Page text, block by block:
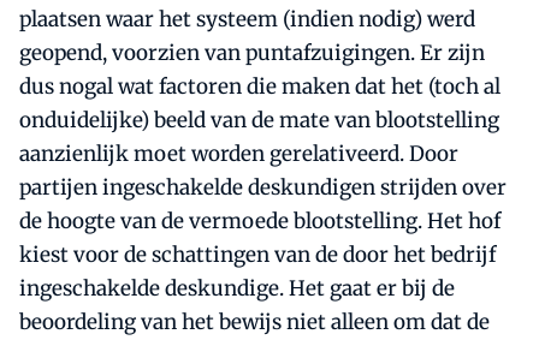
plaatsen waar het systeem (indien nodig) werd
geopend, voorzien van puntafzuigingen. Er zijn
dus nogal wat factoren die maken dat het (toch al
onduidelijke) beeld van de mate van blootstelling
aanzienlijk moet worden gerelativeerd. Door
partijen ingeschakelde deskundigen strijden over
de hoogte van de vermoede blootstelling. Het hof
kiest voor de schattingen van de door het bedrijf
ingeschakelde deskundige. Het gaat er bij de
beoordeling van het bewijs niet alleen om dat de